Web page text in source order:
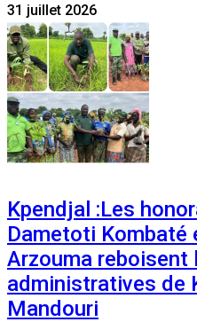
31 juillet 2026
Kpendjal :Les
Dametoti Kombaté
Arzouma reboisent
administratives de
Mandouri